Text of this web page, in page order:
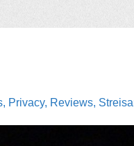
Privacy, Reviews,